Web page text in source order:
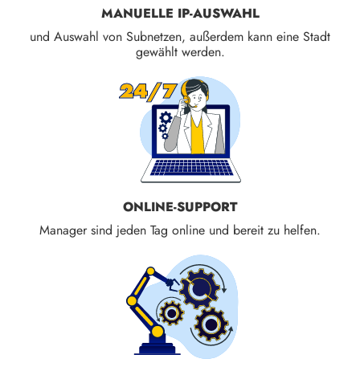
MANUELLE IP-AUSWAHL
und Auswahl von Subnetzen, außerdem kann eine Stadt
gewählt werden.
ONLINE-SUPPORT
Manager sind jeden Tag online und bereit zu helfen.